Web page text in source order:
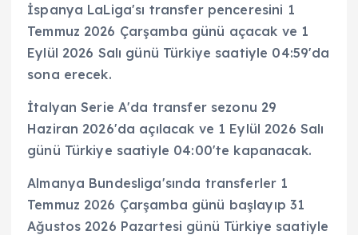
İspanya LaLiga'sı transfer penceresini 1
Temmuz 2026 Çarşamba günü açacak ve 1
Eylül 2026 Salı günü Türkiye saatiyle 04:59'da
sona erecek.
İtalyan Serie A'da transfer sezonu 29
Haziran 2026'da açılacak ve 1 Eylül 2026 Salı
günü Türkiye saatiyle 04:00'te kapanacak.
Almanya Bundesliga'sında transferler 1
Temmuz 2026 Çarşamba günü başlayıp 31
Ağustos 2026 Pazartesi günü Türkiye saatiyle